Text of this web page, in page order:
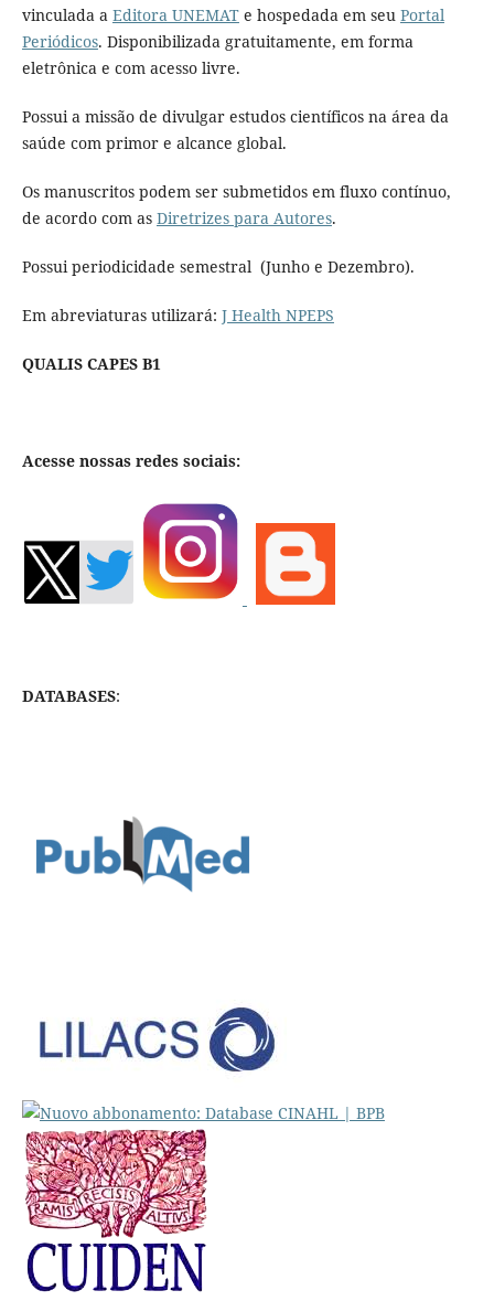
vinculada a Editora UNEMATe hospedada em seu Portal
Periódicos. Disponibilizada gratuitamente, em forma
eletrônica e com acesso livre.
Possui a missão de divulgar estudos científicos na área da
saúde com primor e alcance global.
Os manuscritos podem ser submetidos em fluxo contínuo,
de acordo com as Diretrizes para Autores.
Possui periodicidade semestral (Junho e Dezembro).
Em abreviaturas utilizará: J Health NPEPS
QUALIS CAPES B1
Acesse nossas redes sociais:
DATABASES: